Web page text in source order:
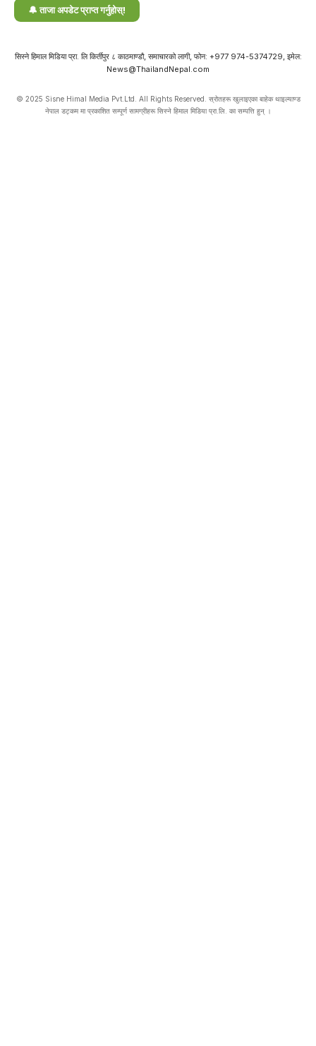
सिस्ने हिमाल मिडिया प्रा. लि किर्तीपुर ८ काठमाण्डौ, समाचारको लागी, फोन: +977 974-5374729, इमेल:
News@ThailandNepal.com
© 2025 Sisne Himal Media Pvt.Ltd. All Rights Reserved. स्रोतहरू खुलाइएका बाहेक थाइल्याण्ड
नेपाल डट्कम मा प्रकाशित सम्पूर्ण सामग्रीहरू सिस्ने हिमाल मिडिया प्रा.लि. का सम्पत्ति हुन् ।